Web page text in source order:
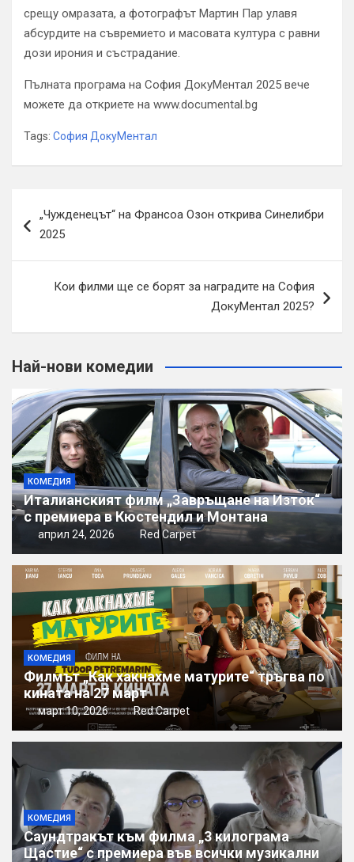
срещу омразата, а фотографът Мартин Пар улавя
абсурдите на съвремието и масовата култура с равни
дози ирония и състрадание.
Пълната програма на София ДокуМентал 2025 вече
можете да откриете на www.documental.bg
Tags: София ДокуМентал
„Чужденецът“ на Франсоа Озон открива Синелибри
2025
Кои филми ще се борят за наградите на София
ДокуМентал 2025?
Най-нови комедии
КОМЕДИЯ
Италианският филм „Завръщане на Изток“
с премиера в Кюстендил и Монтана
април 24, 2026 Red Carpet
КОМЕДИЯ
Филмът „Как хакнахме матурите“ тръгва по
кината на 27 март
март 10, 2026 Red Carpet
КОМЕДИЯ
Саундтракът към филма „3 килограма
Щастие“ с премиера във всички музикални